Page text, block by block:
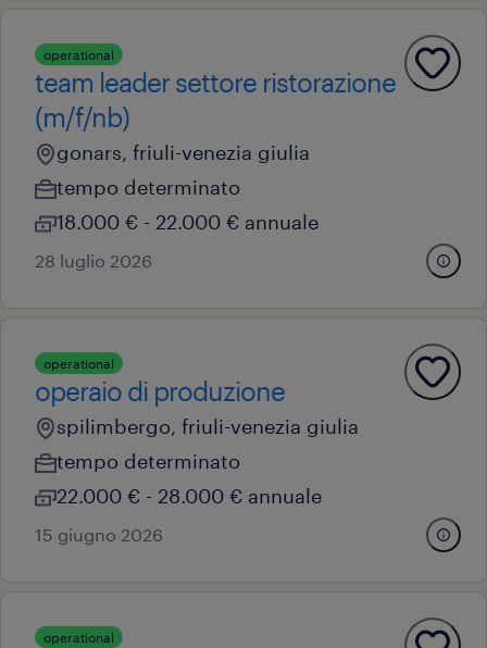
operational
team leader settore ristorazione
(m/f/nb)
gonars, friuli-venezia giulia
tempo determinato
18.000 € - 22.000 € annuale
28 luglio 2026
operational
operaio di produzione
spilimbergo, friuli-venezia giulia
tempo determinato
22.000 € - 28.000 € annuale
15 giugno 2026
operational